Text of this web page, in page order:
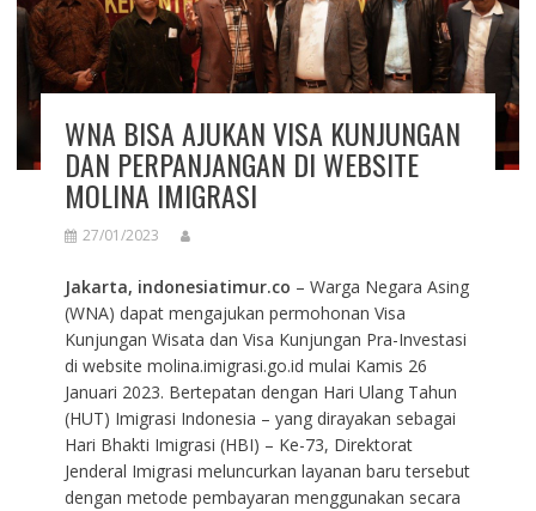
WNA BISA AJUKAN VISA KUNJUNGAN
DAN PERPANJANGAN DI WEBSITE
MOLINA IMIGRASI
27/01/2023
Jakarta, indonesiatimur.co – Warga Negara Asing
(WNA) dapat mengajukan permohonan Visa
Kunjungan Wisata dan Visa Kunjungan Pra-Investasi
di website molina.imigrasi.go.id mulai Kamis 26
Januari 2023. Bertepatan dengan Hari Ulang Tahun
(HUT) Imigrasi Indonesia – yang dirayakan sebagai
Hari Bhakti Imigrasi (HBI) – Ke-73, Direktorat
Jenderal Imigrasi meluncurkan layanan baru tersebut
dengan metode pembayaran menggunakan secara